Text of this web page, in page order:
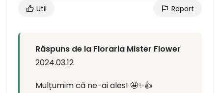
Util Raport
Răspuns de la Floraria Mister Flower
2024.03.12
Mulțumim că ne-ai ales! 🤩✨👍